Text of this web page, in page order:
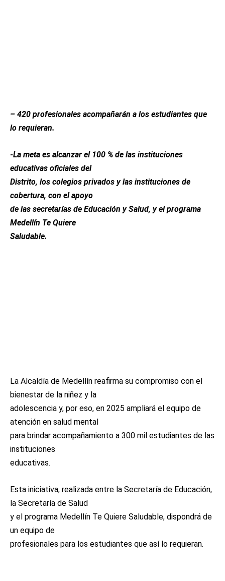
– 420 profesionales acompañarán a los estudiantes que
lo requieran.
-La meta es alcanzar el 100 % de las instituciones
educativas oficiales del
Distrito, los colegios privados y las instituciones de
cobertura, con el apoyo
de las secretarías de Educación y Salud, y el programa
Medellín Te Quiere
Saludable.
La Alcaldía de Medellín reafirma su compromiso con el
bienestar de la niñez y la
adolescencia y, por eso, en 2025 ampliará el equipo de
atención en salud mental
para brindar acompañamiento a 300 mil estudiantes de las
instituciones
educativas.
Esta iniciativa, realizada entre la Secretaría de Educación,
la Secretaría de Salud
y el programa Medellín Te Quiere Saludable, dispondrá de
un equipo de
profesionales para los estudiantes que así lo requieran.